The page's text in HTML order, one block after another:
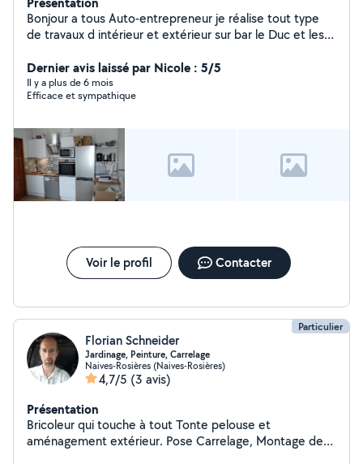
Bonjour a tous Auto-entrepreneur je réalise tout type
de travaux d intérieur et extérieur sur bar le Duc et les
,installation montage meuble ect... Je suis également
mécanicien cycle et motocycles Diplômé avec 15 XP .
Du coup je peux même vous reparer tout ce qui a un
je ne fais que l entretien classique plaquette vidange
petit dépannage. Pour tous renseignements merci de
me contacter en Mp. Merci de m avoir lu .
Dernier avis laissé par Nicole : 5/5
Il y a plus de 6 mois
Efficace et sympathique
Voir le profil Contacter
Particulier
Florian Schneider
Jardinage, Peinture, Carrelage
Naives-Rosières (Naives-Rosières)
4,7/5 (3 avis)
Présentation
Bricoleur qui touche à tout Tonte pelouse et
aménagement extérieur. Pose Carrelage, Montage de